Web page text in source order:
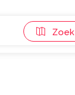
Zoek